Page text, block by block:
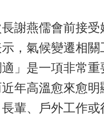
謝燕儒會前接受
，氣候變遷相關
」是一項非常重
年高溫愈來愈明
輩、戶外工作或